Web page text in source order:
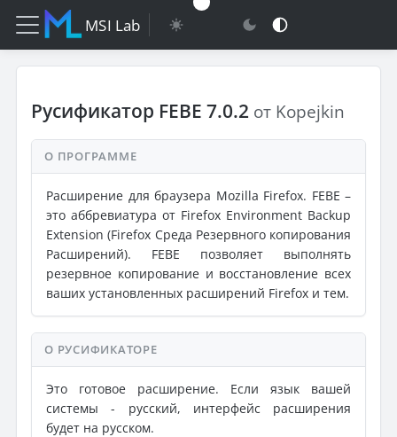
MSI Lab
Русификатор FEBE 7.0.2 от Kopejkin
О ПРОГРАММЕ
Расширение для браузера Mozilla Firefox. FEBE –
это аббревиатура от Firefox Environment Backup
Extension (Firefox Среда Резервного копирования
Расширений). FEBE позволяет выполнять
резервное копирование и восстановление всех
ваших установленных расширений Firefox и тем.
О РУСИФИКАТОРЕ
Это готовое расширение. Если язык вашей
системы - русский, интерфейс расширения
будет на русском.